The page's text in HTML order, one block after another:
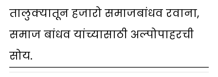
तालुक्यातून हजारो समाजबांधव रवाना,
समाज बांधव यांच्यासाठी अल्पोपाहरची
सोय.